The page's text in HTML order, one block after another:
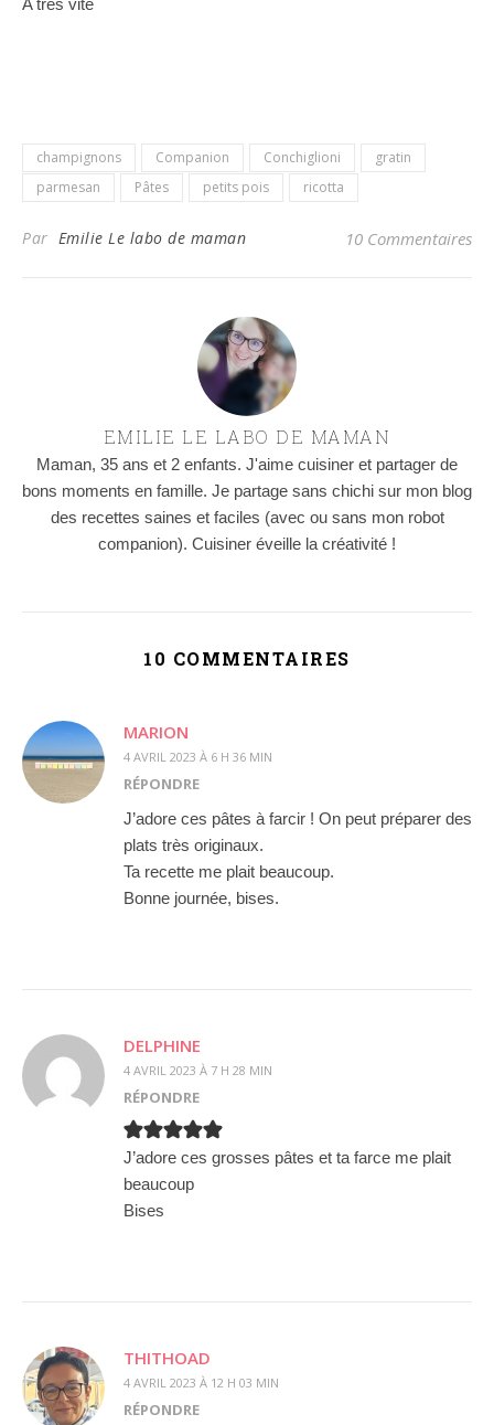
champignons Companion Conchiglioni
gratin
parmesan
Pâtes petits pois ricotta
Par Emilie Le labo de maman 10 Commentaires
EMILIE LE LABO DE MAMAN
Maman, 35 ans et 2 enfants. J'aime cuisiner et partager de
bons moments en famille. Je partage sans chichi sur mon blog
des recettes saines et faciles (avec ou sans mon robot
companion). Cuisiner éveille la créativité !
10 COMMENTAIRES
MARION
4 AVRIL 2023 À 6 H 36 MIN
RÉPONDRE
J’adore ces pâtes à farcir ! On peut préparer des
plats très originaux.
Ta recette me plait beaucoup.
Bonne journée, bises.
DELPHINE
4 AVRIL 2023 À 7 H 28 MIN
RÉPONDRE
J’adore ces grosses pâtes et ta farce me plait
beaucoup
Bises
THITHOAD
4 AVRIL 2023 À 12 H 03 MIN
RÉPONDRE